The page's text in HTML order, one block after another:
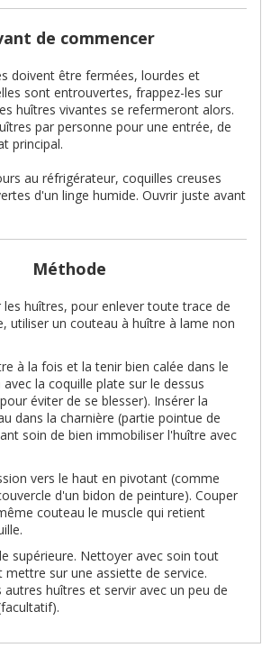
de commencer
doivent être fermées, lourdes et
sont entrouvertes, frappez-les sur
huîtres vivantes se refermeront alors.
par personne pour une entrée, de
principal.
au réfrigérateur, coquilles creuses
d'un linge humide. Ouvrir juste avant
Méthode
les huîtres, pour enlever toute trace de
utiliser un couteau à huître à lame non
à la fois et la tenir bien calée dans le
la coquille plate sur le dessus
éviter de se blesser). Insérer la
dans la charnière (partie pointue de
soin de bien immobiliser l'huître avec
vers le haut en pivotant (comme
d'un bidon de peinture). Couper
couteau le muscle qui retient
supérieure. Nettoyer avec soin tout
mettre sur une assiette de service.
autres huîtres et servir avec un peu de